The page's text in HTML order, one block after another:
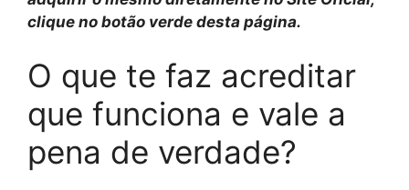
clique no botão verde desta página.
O que te faz acreditar
que funciona e vale a
pena de verdade?